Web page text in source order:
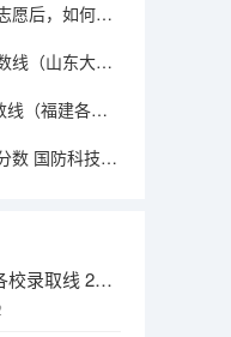
志愿锁定是什么意思 填完志愿后，如何快速知道自己是否被录取
2025山东省各大学录取分数线（山东大学排名及录取分数线）
福州大学闽台合作录取分数线（福建各所大学法学系的分数线2025）
2025年山东省提前批录取分数 国防科技大学提前批山东录取分数线
南京市今年中考各校录取线 2025南京中考分数线与录取线